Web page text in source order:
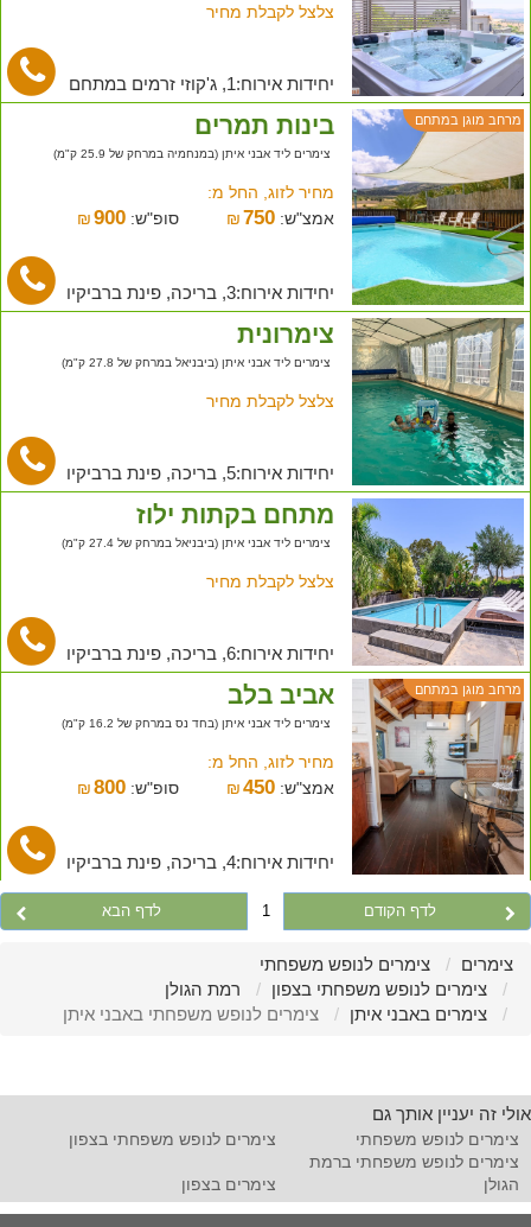
צלצל לקבלת מחיר
יחידות אירוח:1, ג'קוזי זרמים במתחם
מרחב מוגן במתחם בינות תמרים
צימרים ליד אבני איתן (במנחמיה במרחק של 25.9 ק"מ)
מחיר לזוג, החל מ:
אמצ"ש:
₪750 סופ"ש: ₪ 900
יחידות אירוח:3, בריכה, פינת ברביקיו
צימרונית
צימרים ליד אבני איתן (ביבניאל במרחק של 27.8 ק"מ)
צלצל לקבלת מחיר
יחידות אירוח:5, בריכה, פינת ברביקיו
מתחם בקתות ילוז
צימרים ליד אבני איתן (ביבניאל במרחק של 27.4 ק"מ)
צלצל לקבלת מחיר
יחידות אירוח:6, בריכה, פינת ברביקיו
מרחב מוגן במתחם אביב בלב
צימרים ליד אבני איתן (בחד נס במרחק של 16.2 ק"מ)
מחיר לזוג, החל מ:
אמצ"ש:
₪450 סופ"ש: ₪ 800
יחידות אירוח:4, בריכה, פינת ברביקיו
לדף הקודם 1 לדף הבא
צימרים
צימרים לנופש משפחתי
צימרים לנופש משפחתי בצפון
רמת הגולן
צימרים באבני איתן
צימרים לנופש משפחתי באבני איתן
אולי זה יעניין אותך גם
צימרים לנופש משפחתי
צימרים לנופש משפחתי בצפון
צימרים לנופש משפחתי ברמת
הגולן
צימרים בצפון